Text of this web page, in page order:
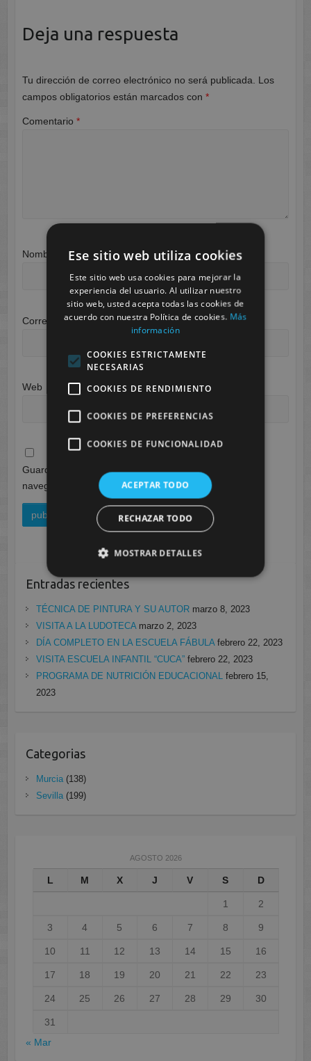
Deja una respuesta
Tu dirección de correo electrónico no será publicada.
Los
campos obligatorios están marcados con *
Comentario *
Nombre
Correo electrónico*
Web
Guarda mi nombre, correo electrónico y web en este
navegador para la próxima vez que comente.
Entradas recientes
TÉCNICA DE PINTURA Y SU AUTOR marzo 8, 2023
VISITA A LA LUDOTECA marzo 2, 2023
DÍA COMPLETO EN LA ESCUELA FÁBULA febrero 22, 2023
VISITA ESCUELA INFANTIL “CUCA” febrero 22, 2023
PROGRAMA DE NUTRICIÓN EDUCACIONAL febrero 15,
2023
Categorias
Murcia(138)
Sevilla(199)
AGOSTO 2026
L M X J V S D
1 2
3 4 5 6 7 8 9
10 11 12 13 14 15 16
17 18 19 20 21 22 23
24 25 26 27 28 29 30
31
« Mar
Ese sitio web utiliza cookies
Este sitio web usa cookies para mejorar la
experiencia del usuario. Al utilizar nuestro
sitio web, usted acepta todas las cookies de
acuerdo con nuestra Política de cookies. Más
información
COOKIES ESTRICTAMENTE
NECESARIAS
COOKIES DE RENDIMIENTO
COOKIES DE PREFERENCIAS
COOKIES DE FUNCIONALIDAD
ACEPTAR TODO
RECHAZAR TODO
MOSTRAR DETALLES